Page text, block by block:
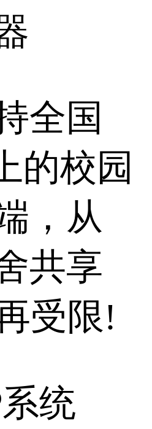
全国
的校园
，从
共享
受限!
统